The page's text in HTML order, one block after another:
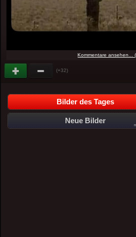
Kommentare ansehen...
(+32)
Bilder des Tages
Neue Bilder